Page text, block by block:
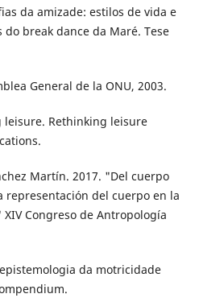
da amizade: estilos de vida e
break dance da Maré. Tese
General de la ONU, 2003.
leisure. Rethinking leisure
Martín. 2017. "Del cuerpo
representación del cuerpo en la
Congreso de Antropología
da motricidade